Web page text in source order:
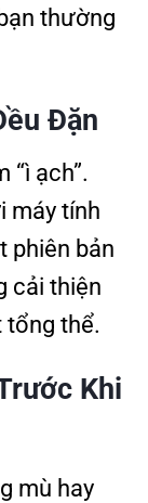
thường
Đặn
“ì ạch”.
máy tính
phiên bản
cải thiện
tổng thể.
Khi
mù hay